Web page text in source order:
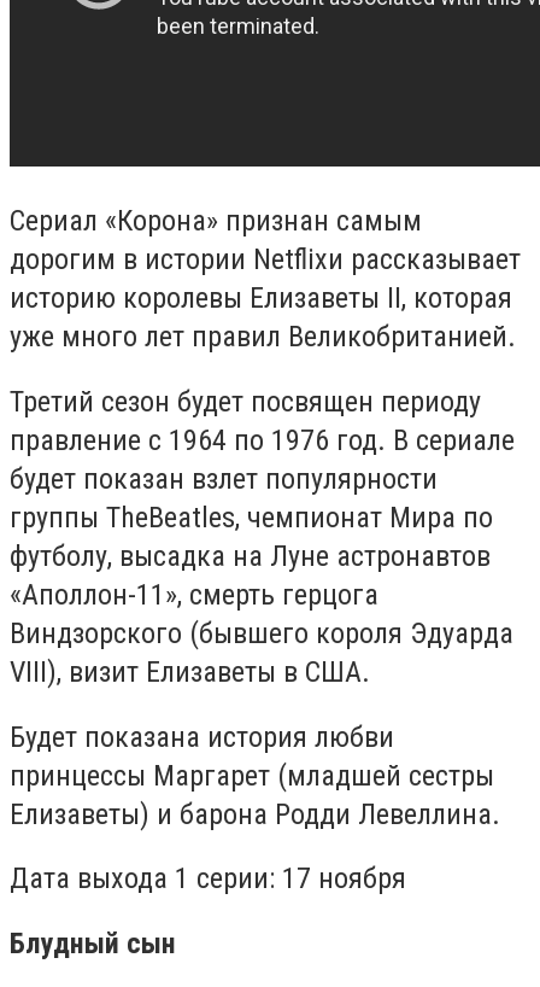
Сериал «Корона» признан самым
дорогим в истории Netflixи рассказывает
историю королевы Елизаветы II, которая
уже много лет правил Великобританией.
Третий сезон будет посвящен периоду
правление с 1964 по 1976 год. В сериале
будет показан взлет популярности
группы TheBeatles, чемпионат Мира по
футболу, высадка на Луне астронавтов
«Аполлон-11», смерть герцога
Виндзорского (бывшего короля Эдуарда
VIII), визит Елизаветы в США.
Будет показана история любви
принцессы Маргарет (младшей сестры
Елизаветы) и барона Родди Левеллина.
Дата выхода 1 серии: 17 ноября
Блудный сын